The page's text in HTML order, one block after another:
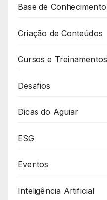
Base de Conhecimento
Criação de Conteúdos
Cursos e Treinamentos
Desafios
Dicas do Aguiar
ESG
Eventos
Inteligência Artificial